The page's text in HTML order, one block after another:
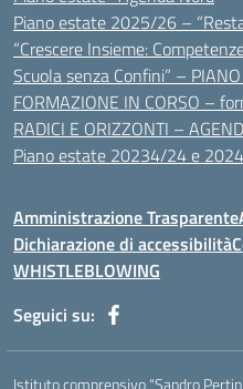
Piano estate 2025/26 –
“Crescere Insieme:
Scuola senza Confini” –
FORMAZIONE IN CORSO –
RADICI E ORIZZONTI –
Piano estate 20234/24 e
Amministrazione Trasparente
Dichiarazione di accessibilità
WHISTLEBLOWING
Seguici su:
Istituto comprensivo "Sandro